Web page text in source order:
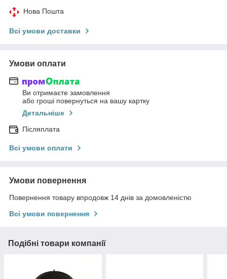
Нова Пошта
Всі умови доставки
Умови оплати
Ви отримаєте замовлення
або гроші повернуться на вашу картку
Детальніше
Післяплата
Всі умови оплати
Умови повернення
Повернення товару впродовж 14 днів за домовленістю
Всі умови повернення
Подібні товари компанії